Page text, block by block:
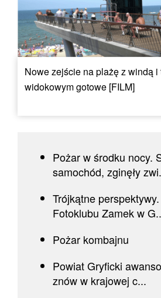
Nowe zejście na plażę z windą i
widokowym gotowe [FILM]
Pożar w środku nocy.
samochód, zginęły
Trójkątne
Fotoklubu Zamek w
Pożar kombajnu
Powiat Gryficki
znów w krajowej c...